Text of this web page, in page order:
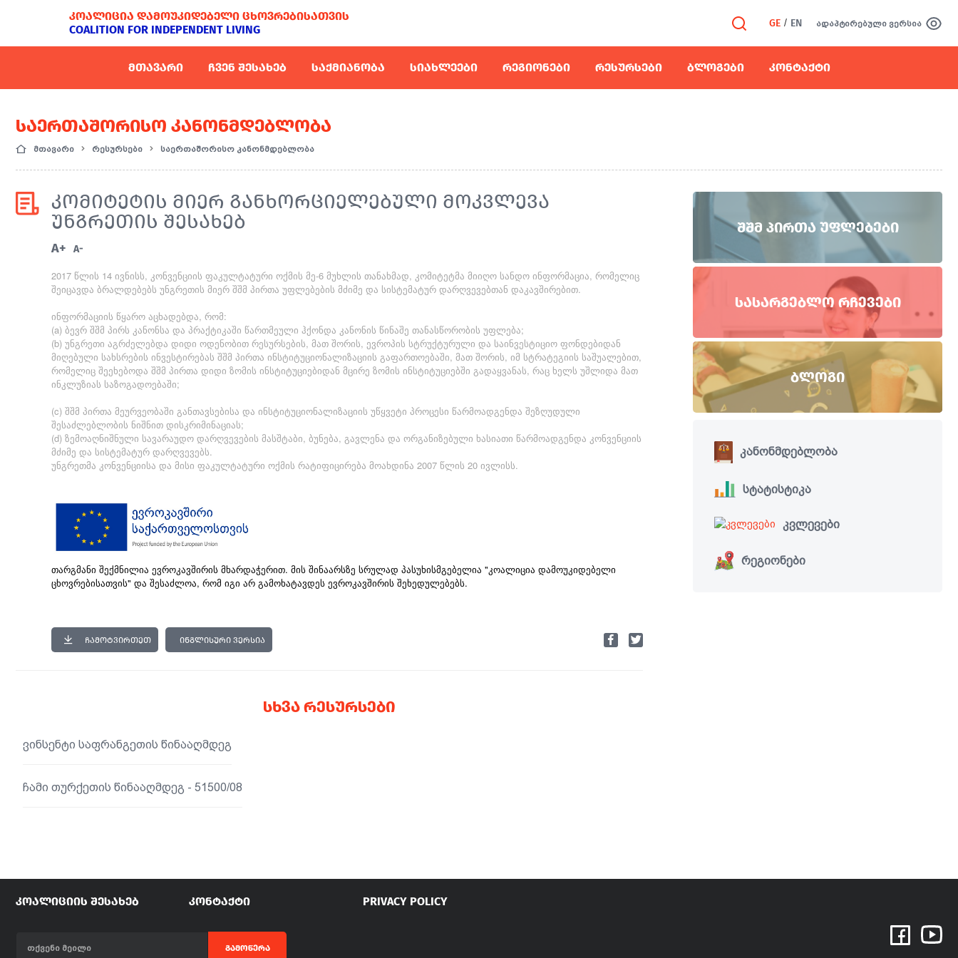
ᲙᲝᲐᲚᲘᲪᲘᲐ ᲓᲐᲛᲝᲣᲙᲘᲓᲔᲑᲔᲚᲘ ᲪᲮᲝᲕᲠᲔᲑᲘᲡᲐᲗᲕᲘᲡ
COALITION FOR INDEPENDENT LIVING
GE / EN ადაპტირებული ვერსია
ᲛᲗᲐᲕᲐᲠᲘ ᲩᲕᲔᲜ ᲨᲔᲡᲐᲮᲔᲑ ᲡᲐᲥᲛᲘᲐᲜᲝᲑᲐ ᲡᲘᲐᲮᲚᲔᲔᲑᲘ ᲠᲔᲒᲘᲝᲜᲔᲑᲘ ᲠᲔᲡᲣᲠᲡᲔᲑᲘ ᲑᲚᲝᲒᲔᲑᲘ ᲙᲝᲜᲢᲐᲥᲢᲘ
ᲡᲐᲔᲠᲗᲐᲨᲝᲠᲘᲡᲝ ᲙᲐᲜᲝᲜᲛᲓᲔᲑᲚᲝᲑᲐ
მთავარი რესურსები საერთაშორისო კანონმდებლობა
ᲙᲝᲛᲘᲢᲔᲢᲘᲡ ᲛᲘᲔᲠ ᲒᲐᲜᲮᲝᲠᲪᲘᲔᲚᲔᲑᲣᲚᲘ ᲛᲝᲙᲕᲚᲔᲕᲐ
ᲣᲜᲒᲠᲔᲗᲘᲡ ᲨᲔᲡᲐᲮᲔᲑ
A+ A-
2017 წლის 14 ივნისს, კონვენციის ფაკულტატური ოქმის მე-6 მუხლის თანახმად, კომიტეტმა მიიღო სანდო ინფორმაცია, რომელიც
შეიცავდა ბრალდებებს უნგრეთის მიერ შშმ პირთა უფლებების მძიმე და სისტემატურ დარღვევებთან დაკავშირებით.
ინფორმაციის წყარო აცხადებდა, რომ:
(a) ბევრ შშმ პირს კანონსა და პრაქტიკაში წართმეული ჰქონდა კანონის წინაშე თანასწორობის უფლება;
(b) უნგრეთი აგრძელებდა დიდი ოდენობით რესურსების, მათ შორის, ევროპის სტრუქტურული და საინვესტიციო ფონდებიდან
მიღებული სახსრების ინვესტირებას შშმ პირთა ინსტიტუციონალიზაციის გაფართოებაში, მათ შორის, იმ სტრატეგიის საშუალებით,
რომელიც შეეხებოდა შშმ პირთა დიდი ზომის ინსტიტუციებიდან მცირე ზომის ინსტიტუციებში გადაყვანას, რაც ხელს უშლიდა მათ
ინკლუზიას საზოგადოებაში;
(c) შშმ პირთა მეურვეობაში განთავსებისა და ინსტიტუციონალიზაციის უწყვეტი პროცესი წარმოადგენდა შეზღუდული
შესაძლებლობის ნიშნით დისკრიმინაციას;
(d) ზემოაღნიშნული სავარაუდო დარღვევების მასშტაბი, ბუნება, გავლენა და ორგანიზებული ხასიათი წარმოადგენდა კონვენციის
მძიმე და სისტემატურ დარღვევებს.
უნგრეთმა კონვენციისა და მისი ფაკულტატური ოქმის რატიფიცირება მოახდინა 2007 წლის 20 ივლისს.
თარგმანი შექმნილია ევროკავშირის მხარდაჭერით. მის შინაარსზე სრულად პასუხისმგებელია "კოალიცია დამოუკიდებელი
ცხოვრებისათვის" და შესაძლოა, რომ იგი არ გამოხატავდეს ევროკავშირის შეხედულებებს.
ᲩᲐᲛᲝᲢᲕᲘᲠᲗᲔᲗ ᲘᲜᲒᲚᲘᲡᲣᲠᲘ ᲕᲔᲠᲡᲘᲐ
ᲡᲮᲕᲐ ᲠᲔᲡᲣᲠᲡᲔᲑᲘ
ვინსენტი საფრანგეთის წინააღმდეგ
ჩამი თურქეთის წინააღმდეგ - 51500/08
ᲨᲨᲛ ᲞᲘᲠᲗᲐ ᲣᲤᲚᲔᲑᲔᲑᲘ
ᲡᲐᲡᲐᲠᲒᲔᲑᲚᲝ ᲠᲩᲔᲕᲔᲑᲘ
ᲑᲚᲝᲒᲘ
კანონმდებლობა
სტატისტიკა
კვლევები
რეგიონები
ᲙᲝᲐᲚᲘᲪᲘᲘᲡ ᲨᲔᲡᲐᲮᲔᲑ ᲙᲝᲜᲢᲐᲥᲢᲘ PRIVACY POLICY
ᲒᲐᲛᲝᲬᲔᲠᲐ